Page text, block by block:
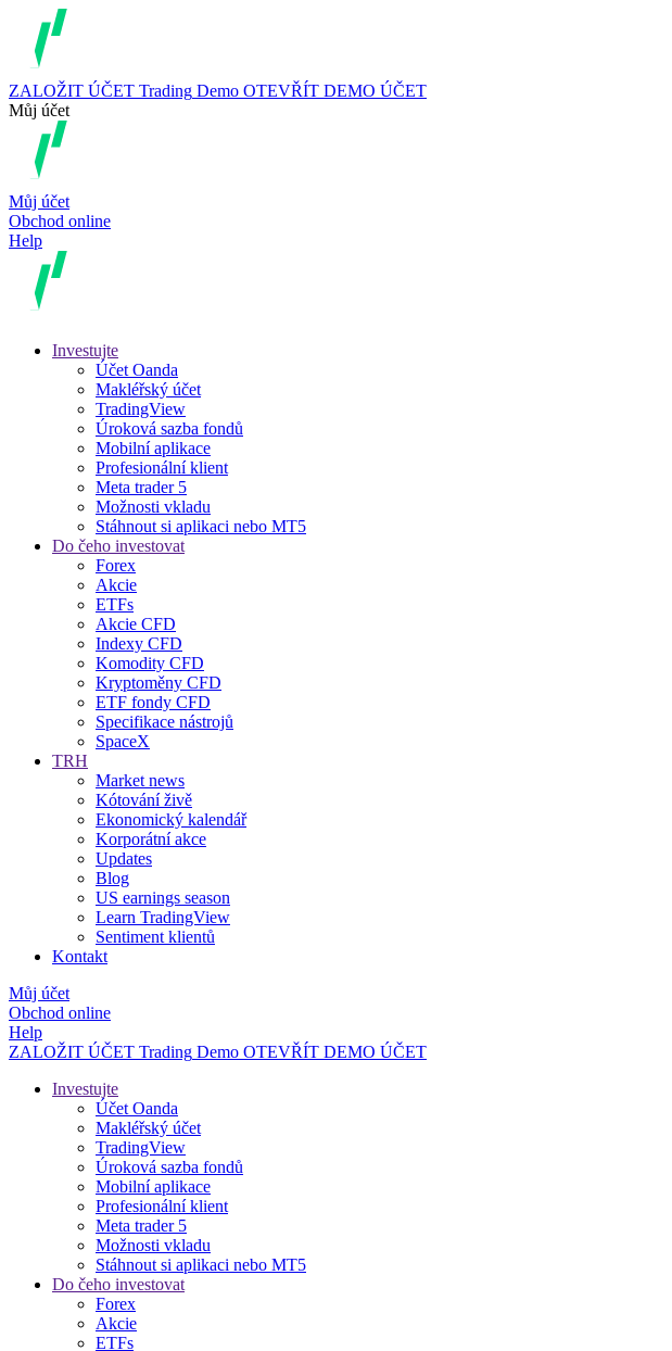
ZALOŽIT ÚČET Trading Demo OTEVŘÍT DEMO ÚČET
Můj účet
Můj účet
Obchod online
Help
Investujte
Účet Oanda
Makléřský účet
TradingView
Úroková sazba fondů
Mobilní aplikace
Profesionální klient
Meta trader 5
Možnosti vkladu
Stáhnout si aplikaci nebo MT5
Do čeho investovat
Forex
Akcie
ETFs
Akcie CFD
Indexy CFD
Komodity CFD
Kryptoměny CFD
ETF fondy CFD
Specifikace nástrojů
SpaceX
TRH
Market news
Kótování živě
Ekonomický kalendář
Korporátní akce
Updates
Blog
US earnings season
Learn TradingView
Sentiment klientů
Kontakt
Můj účet
Obchod online
Help
ZALOŽIT ÚČET Trading Demo OTEVŘÍT DEMO ÚČET
Investujte
Účet Oanda
Makléřský účet
TradingView
Úroková sazba fondů
Mobilní aplikace
Profesionální klient
Meta trader 5
Možnosti vkladu
Stáhnout si aplikaci nebo MT5
Do čeho investovat
Forex
Akcie
ETFs